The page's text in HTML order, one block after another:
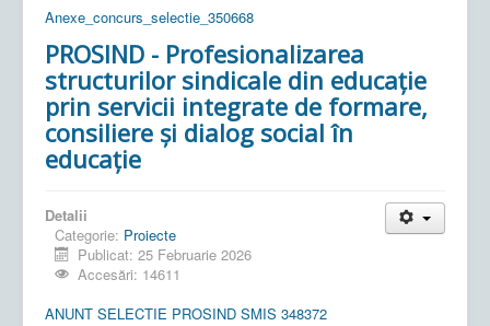
Anexe_concurs_selectie_350668
PROSIND - Profesionalizarea
structurilor sindicale din educație
prin servicii integrate de formare,
consiliere și dialog social în
educație
Detalii
Categorie: Proiecte
Publicat: 25 Februarie 2026
Accesări: 14611
ANUNT SELECTIE PROSIND SMIS 348372